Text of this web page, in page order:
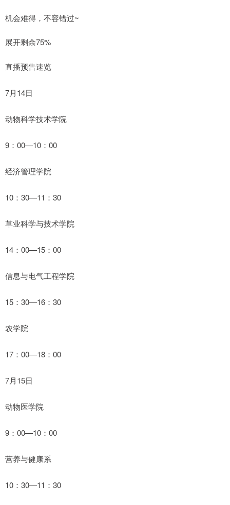
机会难得，不容错过~
展开剩余75%
直播预告速览
7月14日
动物科学技术学院
9：00—10：00
经济管理学院
10：30—11：30
草业科学与技术学院
14：00—15：00
信息与电气工程学院
15：30—16：30
农学院
17：00—18：00
7月15日
动物医学院
9：00—10：00
营养与健康系
10：30—11：30